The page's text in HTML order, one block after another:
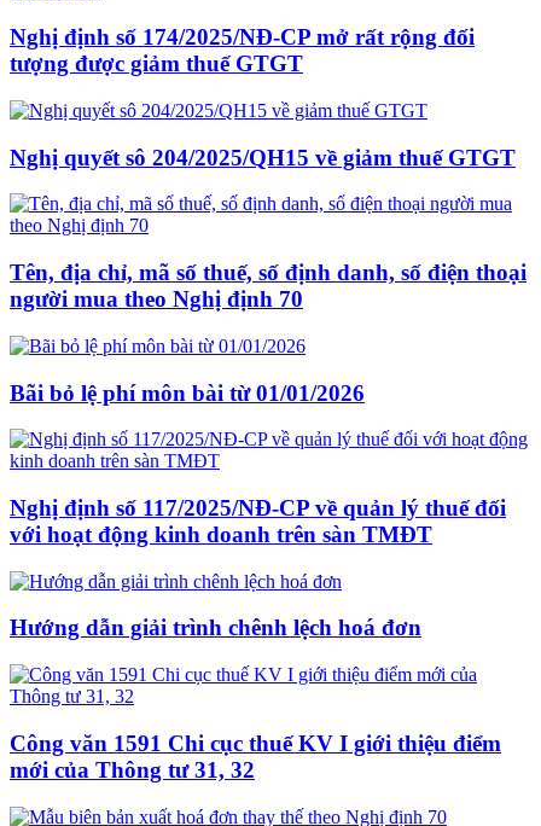
Nghị định số 174/2025/NĐ-CP mở rất rộng đối
tượng được giảm thuế GTGT
Nghị quyết sô 204/2025/QH15 về giảm thuế GTGT
Tên, địa chỉ, mã số thuế, số định danh, số điện thoại
người mua theo Nghị định 70
Bãi bỏ lệ phí môn bài từ 01/01/2026
Nghị định số 117/2025/NĐ-CP về quản lý thuế đối
với hoạt động kinh doanh trên sàn TMĐT
Hướng dẫn giải trình chênh lệch hoá đơn
Công văn 1591 Chi cục thuế KV I giới thiệu điểm
mới của Thông tư 31, 32